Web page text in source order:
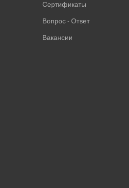
Сертификаты
Вопрос - Ответ
Вакансии